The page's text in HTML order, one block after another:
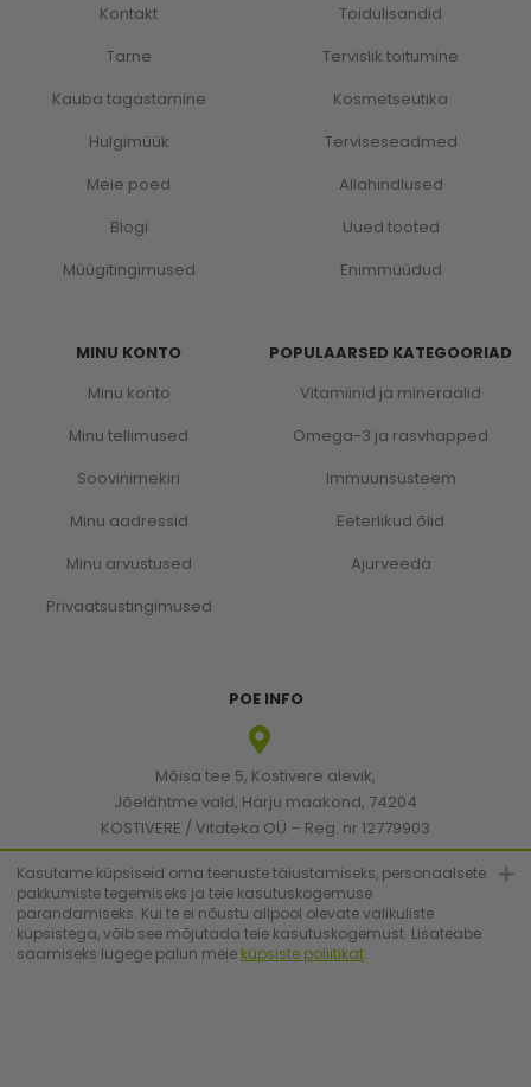
Kontakt
Tarne
Kauba tagastamine
Hulgimüük
Meie poed
Blogi
Müügitingimused
MINU KONTO
Minu konto
Minu tellimused
Soovinimekiri
Minu aadressid
Minu arvustused
Privaatsustingimused
Toidulisandid
Tervislik toitumine
Kosmetseutika
Terviseseadmed
Allahindlused
Uued tooted
Enimmüüdud
POPULAARSED KATEGOORIAD
Vitamiinid ja mineraalid
Omega-3 ja rasvhapped
Immuunsüsteem
Eeterlikud õlid
Ajurveeda
POE INFO
Mõisa tee 5, Kostivere alevik,
Jõelähtme vald, Harju maakond, 74204
KOSTIVERE / Vitateka OÜ – Reg. nr 12779903
KMKR: EE101830894
[email protected]
Kasutame küpsiseid oma teenuste täiustamiseks, personaalsete
pakkumiste tegemiseks ja teie kasutuskogemuse
parandamiseks. Kui te ei nõustu allpool olevate valikuliste
küpsistega, võib see mõjutada teie kasutuskogemust. Lisateabe
saamiseks lugege palun meie küpsiste poliitikat.